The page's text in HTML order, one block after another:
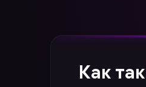
Как так